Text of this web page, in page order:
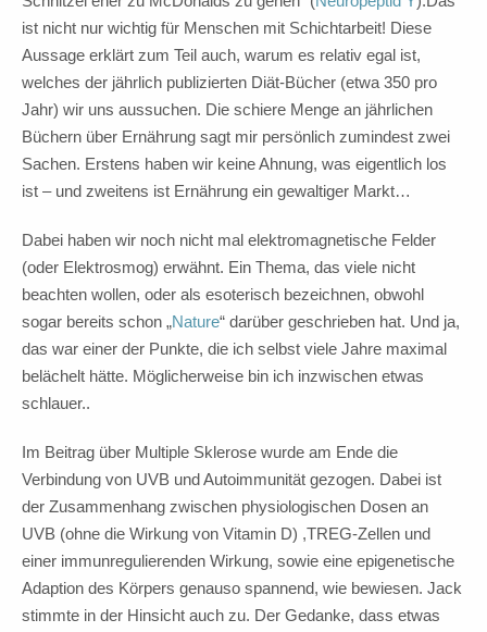
ist nicht nur wichtig für Menschen mit Schichtarbeit! Diese
Aussage erklärt zum Teil auch, warum es relativ egal ist,
welches der jährlich publizierten Diät-Bücher (etwa 350 pro
Jahr) wir uns aussuchen. Die schiere Menge an jährlichen
Büchern über Ernährung sagt mir persönlich zumindest zwei
Sachen. Erstens haben wir keine Ahnung, was eigentlich los
ist – und zweitens ist Ernährung ein gewaltiger Markt…
Dabei haben wir noch nicht mal elektromagnetische Felder
(oder Elektrosmog) erwähnt. Ein Thema, das viele nicht
beachten wollen, oder als esoterisch bezeichnen, obwohl
sogar bereits schon „Nature“ darüber geschrieben hat. Und ja,
das war einer der Punkte, die ich selbst viele Jahre maximal
belächelt hätte. Möglicherweise bin ich inzwischen etwas
schlauer..
Im Beitrag über Multiple Sklerose wurde am Ende die
Verbindung von UVB und Autoimmunität gezogen. Dabei ist
der Zusammenhang zwischen physiologischen Dosen an
UVB (ohne die Wirkung von Vitamin D) ,TREG-Zellen und
einer immunregulierenden Wirkung, sowie eine epigenetische
Adaption des Körpers genauso spannend, wie bewiesen. Jack
stimmte in der Hinsicht auch zu. Der Gedanke, dass etwas